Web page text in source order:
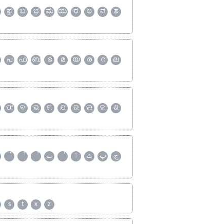
ಫ ಬ ಭ ಮ ಯ ರ ಲ ವ
ಶ
പ ഫ ബ ഭ മ യ ര റ
ല
ଫ ବ ଭ ମ ଯ ର ଲ ଳ
ଶ
ٮ ٲ ٹ پ
چ
s t x z